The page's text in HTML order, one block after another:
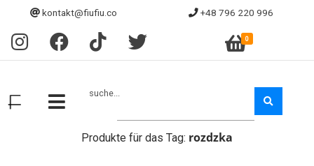
kontakt@fiufiu.co +48 796 220 996
0
suche...
Produkte für das Tag: rozdzka